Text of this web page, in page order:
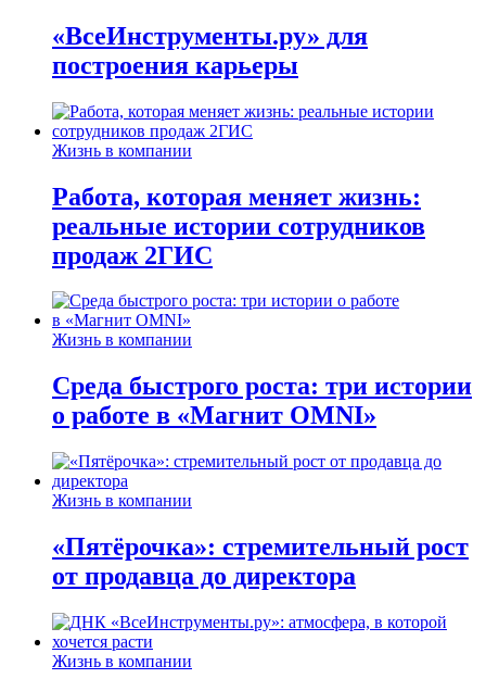
«ВсеИнструменты.ру» для
построения карьеры
Жизнь в компании
Работа, которая меняет жизнь:
реальные истории сотрудников
продаж 2ГИС
Жизнь в компании
Среда быстрого роста: три истории
о работе в «Магнит OMNI»
Жизнь в компании
«Пятёрочка»: стремительный рост
от продавца до директора
Жизнь в компании